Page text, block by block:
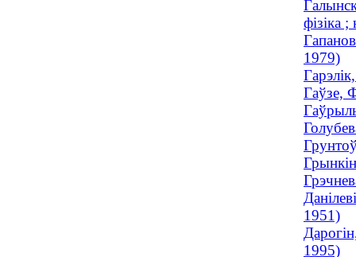
фізіка
1979)
Гаўзе,
1951)
1995)